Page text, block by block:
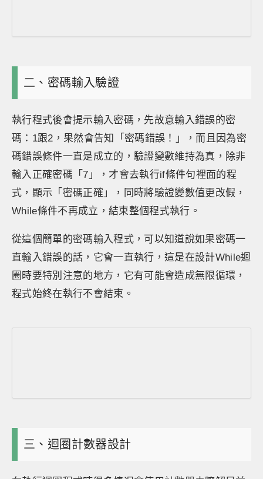
二、密碼輸入驗證
執行程式後會提示輸入密碼，先故意輸入錯誤的密
碼：1跟2，果然會告知「密碼錯誤！」，而且因為密
碼錯誤條件一直是成立的，驗證變數維持為真，除非
輸入正確密碼「7」，才會去執行if條件句裡面的程
式，顯示「密碼正確」，同時將驗證變數值更改假，
While條件不再成立，結束整個程式執行。
從這個簡單的密碼輸入程式，可以知道說如果密碼一
直輸入錯誤的話，它會一直執行，這是在設計While迴
圈時要特別注意的地方，它有可能會造成無限循環，
程式始終在執行不會結束。
三、迴圈計數器設計